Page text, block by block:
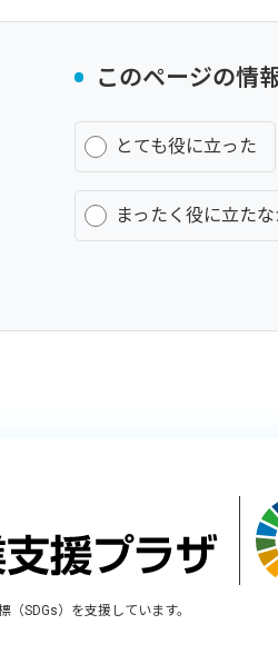
このページの情
とても役に立った
まったく役に立た
（SDGs）を支援しています。